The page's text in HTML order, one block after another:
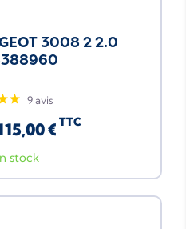
3008 2 2.0
9 avis
€ TTC
stock